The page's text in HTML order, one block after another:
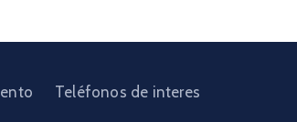
Teléfonos de interes